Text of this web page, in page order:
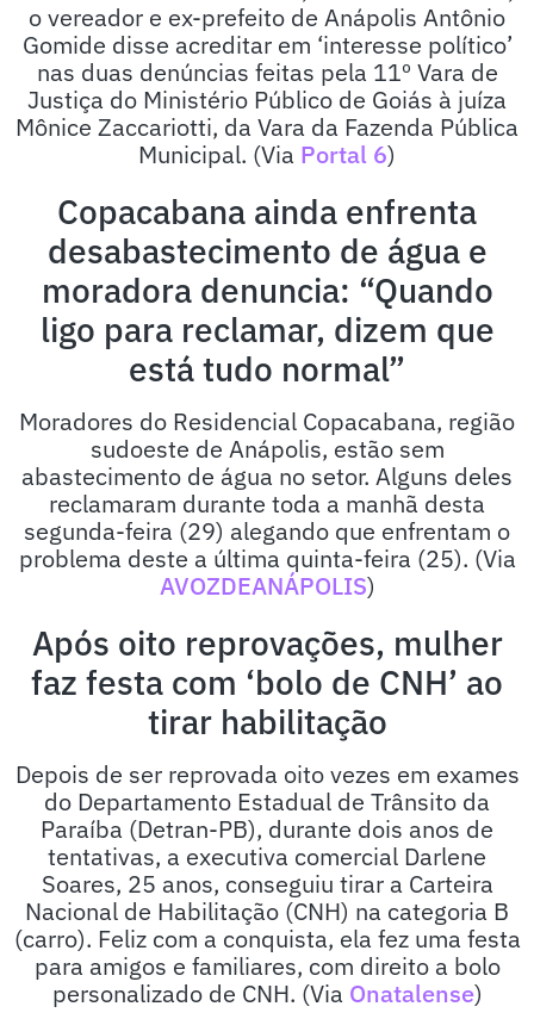
o vereador e ex-prefeito de Anápolis Antônio
Gomide disse acreditar em ‘interesse político’
nas duas denúncias feitas pela 11º Vara de
Justiça do Ministério Público de Goiás à juíza
Mônice Zaccariotti, da Vara da Fazenda Pública
Municipal. (Via Portal 6)
Copacabana ainda enfrenta
desabastecimento de água e
moradora denuncia: “Quando
ligo para reclamar, dizem que
está tudo normal”
Moradores do Residencial Copacabana, região
sudoeste de Anápolis, estão sem
abastecimento de água no setor. Alguns deles
reclamaram durante toda a manhã desta
segunda-feira (29) alegando que enfrentam o
problema deste a última quinta-feira (25). (Via
AVOZDEANÁPOLIS)
Após oito reprovações, mulher
faz festa com ‘bolo de CNH’ ao
tirar habilitação
Depois de ser reprovada oito vezes em exames
do Departamento Estadual de Trânsito da
Paraíba (Detran-PB), durante dois anos de
tentativas, a executiva comercial Darlene
Soares, 25 anos, conseguiu tirar a Carteira
Nacional de Habilitação (CNH) na categoria B
(carro). Feliz com a conquista, ela fez uma festa
para amigos e familiares, com direito a bolo
personalizado de CNH. (Via Onatalense)